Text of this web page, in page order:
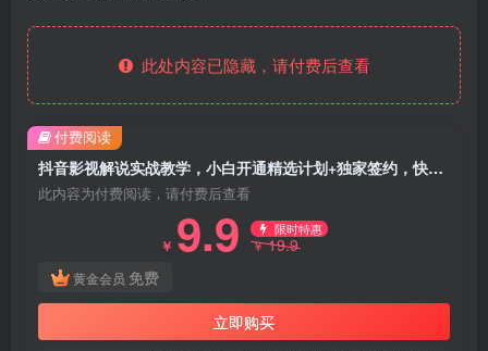
此处内容已隐藏，请付费后查看
抖音影视解说实战教学，小白开通精选计划+独家签约，快速打通“基础收益+精选补贴+签约加成”的三重变现路径
此内容为付费阅读，请付费后查看
￥ 9.9 限时特惠
￥19.9
黄金会员 免费
立即购买
付费阅读